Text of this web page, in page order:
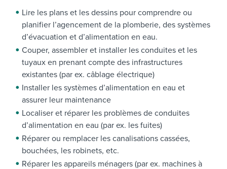
Lire les plans et les dessins pour comprendre ou
planifier l’agencement de la plomberie, des systèmes
d’évacuation et d’alimentation en eau.
Couper, assembler et installer les conduites et les
tuyaux en prenant compte des infrastructures
existantes (par ex. câblage électrique)
Installer les systèmes d’alimentation en eau et
assurer leur maintenance
Localiser et réparer les problèmes de conduites
d’alimentation en eau (par ex. les fuites)
Réparer ou remplacer les canalisations cassées,
bouchées, les robinets, etc.
Réparer les appareils ménagers (par ex. machines à